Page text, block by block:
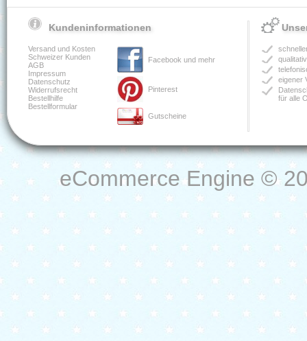
Kundeninformationen
Versand und Kosten
Schweizer Kunden
AGB
Impressum
Datenschutz
Widerrufsrecht
Bestellhilfe
Bestellformular
Facebook und mehr
Pinterest
Gutscheine
eigener
für alle
eCommerce Engine ©